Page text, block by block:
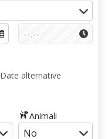
Date alternative
Animali